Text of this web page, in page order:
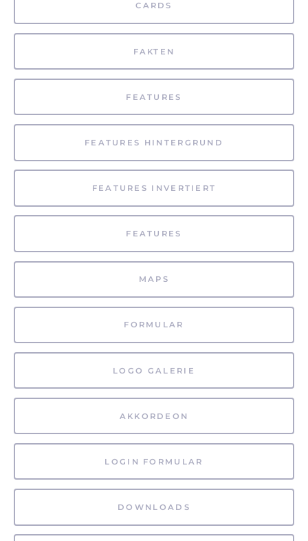
CARDS
FAKTEN
FEATURES
FEATURES HINTERGRUND
FEATURES INVERTIERT
FEATURES
MAPS
FORMULAR
LOGO GALERIE
AKKORDEON
LOGIN FORMULAR
DOWNLOADS